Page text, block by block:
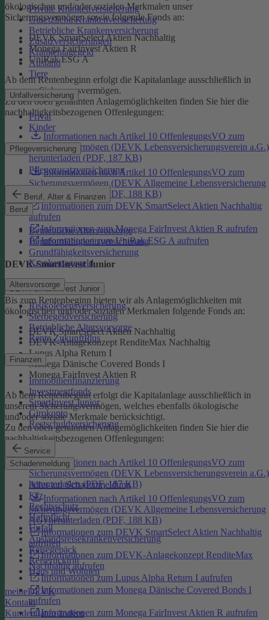
Private Krankenversicherung
Gesetzliche Krankenversicherung
Betriebliche Krankenversicherung
Zusatzversicherungen
Krankentagegeld
Ausland
Tiere
Unfallversicherung
Privat
Kinder
Pflegeversicherung
Pflegezusatzversicherung
Beruf, Alter & Finanzen
Beruf
Betriebliche Altersvorsorge
Berufsunfähigkeitsversicherung
Grundfähigkeitsversicherung
Krankentagegeld
Altersvorsorge
Risikolebensversicherung
Sterbegeldversicherung
Betriebliche Altersvorsorge
Rente ZukunftPlus
Finanzen
Immobilienfinanzierung
Investmentfonds
SmartInvest Junior
Girokonto
Restschuldversicherung
Service
Schadenmeldung
Alles zur Schadenmeldung
Kfz
Rechtsschutz
Haftpflicht
Unfall
Auslandsreisekrankenversicherung
Reisegepäck
Reiserücktritt
Haus und Wohnen
meineDEVK
Kontakt
Kundendaten ändern
ökologischen und/oder sozialen Merkmalen unser
Sicherungsvermögen sowie folgende Fonds an:
DEVK SmartSelect Aktien Nachhaltig
Monega FairInvest Aktien R
UniRak ESG A
Ab dem Rentenbeginn erfolgt die Kapitalanlage ausschließlich in
unserem Sicherungsvermögen.
Zu den oben genannten Anlagemöglichkeiten finden Sie hier die
nachhaltigkeitsbezogenen Offenlegungen:
Informationen nach Artikel 10 OffenlegungsVO zum
Sicherungsvermögen (DEVK Lebensversicherungsverein a.G.)
herunterladen (PDF, 187 KB)
Informationen nach Artikel 10 OffenlegungsVO zum
Sicherungsvermögen (DEVK Allgemeine Lebensversicherung
AG) herunterladen (PDF, 188 KB)
Informationen zum DEVK SmartSelect Aktien Nachhaltig
aufrufen
Informationen zum Monega FairInvest Aktien R aufrufen
Informationen zum UniRak ESG A aufrufen
DEVK-SmartInvest Junior
DEVK-SmartInvest Junior
Bis zum Rentenbeginn bieten wir als Anlagemöglichkeiten mit
ökologischen und/oder sozialen Merkmalen folgende Fonds an:
DEVK SmartSelect Aktien Nachhaltig
DEVK-Anlagekonzept RenditeMax Nachhaltig
Lupus Alpha Return I
Monega Dänische Covered Bonds I
Monega FairInvest Aktien R
Ab dem Rentenbeginn erfolgt die Kapitalanlage ausschließlich in
unserem Sicherungsvermögen, welches ebenfalls ökologische
und/oder soziale Merkmale berücksichtigt.
Zu den oben genannten Anlagemöglichkeiten finden Sie hier die
nachhaltigkeitsbezogenen Offenlegungen:
Informationen nach Artikel 10 OffenlegungsVO zum
Sicherungsvermögen (DEVK Lebensversicherungsverein a.G.)
herunterladen (PDF, 187 KB)
Informationen nach Artikel 10 OffenlegungsVO zum
Sicherungsvermögen (DEVK Allgemeine Lebensversicherung
AG) herunterladen (PDF, 188 KB)
Informationen zum DEVK SmartSelect Aktien Nachhaltig
aufrufen
Informationen zum DEVK-Anlagekonzept RenditeMax
Nachhaltig aufrufen
Informationen zum Lupus Alpha Return I aufrufen
Informationen zum Monega Dänische Covered Bonds I
aufrufen
Informationen zum Monega FairInvest Aktien R aufrufen